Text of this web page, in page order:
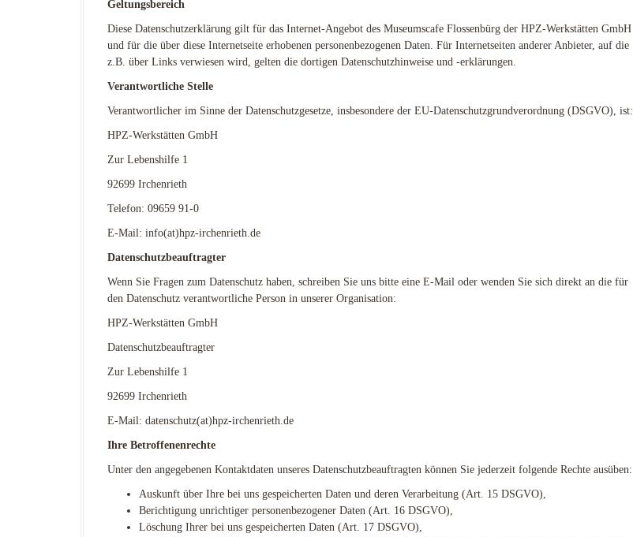
Geltungsbereich
Diese Datenschutzerklärung gilt für das Internet-Angebot des Museumscafe Flossenbürg der HPZ-Werkstätten GmbH
und für die über diese Internetseite erhobenen personenbezogenen Daten. Für Internetseiten anderer Anbieter, auf die
z.B. über Links verwiesen wird, gelten die dortigen Datenschutzhinweise und -erklärungen.
Verantwortliche Stelle
Verantwortlicher im Sinne der Datenschutzgesetze, insbesondere der EU-Datenschutzgrundverordnung (DSGVO), ist:
HPZ-Werkstätten GmbH
Zur Lebenshilfe 1
92699 Irchenrieth
Telefon: 09659 91-0
E-Mail: info(at)hpz-irchenrieth.de
Datenschutzbeauftragter
Wenn Sie Fragen zum Datenschutz haben, schreiben Sie uns bitte eine E-Mail oder wenden Sie sich direkt an die für
den Datenschutz verantwortliche Person in unserer Organisation:
HPZ-Werkstätten GmbH
Datenschutzbeauftragter
Zur Lebenshilfe 1
92699 Irchenrieth
E-Mail: datenschutz(at)hpz-irchenrieth.de
Ihre Betroffenenrechte
Unter den angegebenen Kontaktdaten unseres Datenschutzbeauftragten können Sie jederzeit folgende Rechte ausüben:
Auskunft über Ihre bei uns gespeicherten Daten und deren Verarbeitung (Art. 15 DSGVO),
Berichtigung unrichtiger personenbezogener Daten (Art. 16 DSGVO),
Löschung Ihrer bei uns gespeicherten Daten (Art. 17 DSGVO),